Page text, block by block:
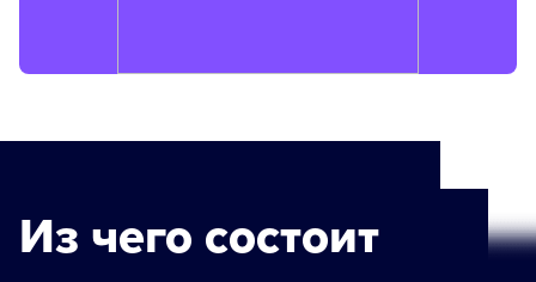
Из чего состоит